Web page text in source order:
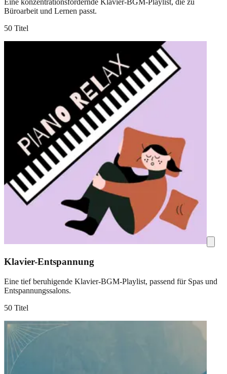
Büroarbeit und Lernen passt.
50 Titel
Klavier-Entspannung
Eine tief beruhigende Klavier-BGM-Playlist, passend für Spas und
Entspannungssalons.
50 Titel